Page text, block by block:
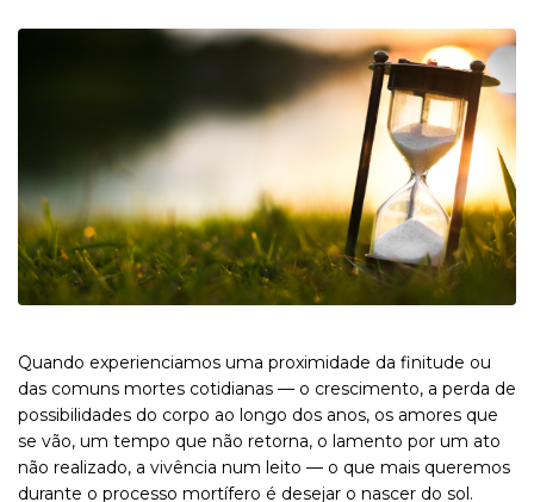
Quando experienciamos uma proximidade da finitude ou
das comuns mortes cotidianas — o crescimento, a perda de
possibilidades do corpo ao longo dos anos, os amores que
se vão, um tempo que não retorna, o lamento por um ato
não realizado, a vivência num leito — o que mais queremos
durante o processo mortífero é desejar o nascer do sol.